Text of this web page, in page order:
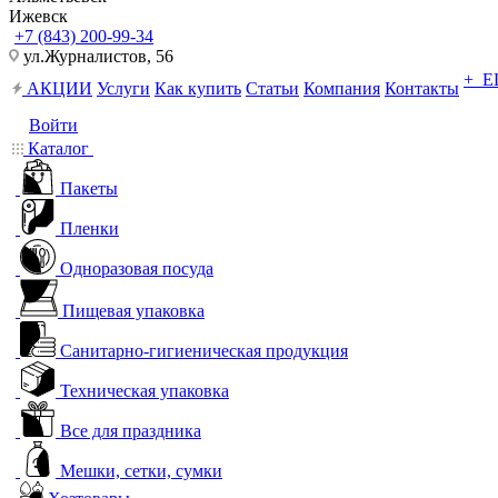
Ижевск
+7 (843) 200-99-34
ул.Журналистов, 56
АКЦИИ Услуги Как купить Статьи Компания Контакты +
Войти
Каталог
Пакеты
Пленки
Одноразовая посуда
Пищевая упаковка
Санитарно-гигиеническая продукция
Техническая упаковка
Все для праздника
Мешки, сетки, сумки